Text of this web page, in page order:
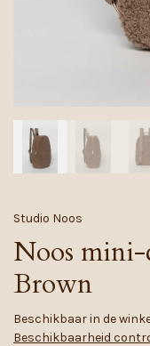
Studio Noos
Noos mini-
Brown
Beschikbaar in de
Beschikbaarheid